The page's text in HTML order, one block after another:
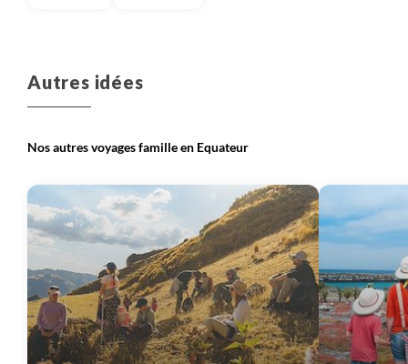
Autres idées
Nos autres voyages famille en Equateur